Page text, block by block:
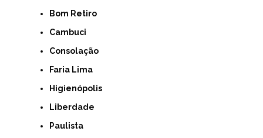
Bom Retiro
Cambuci
Consolação
Faria Lima
Higienópolis
Liberdade
Paulista